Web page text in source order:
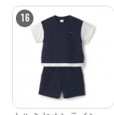
16